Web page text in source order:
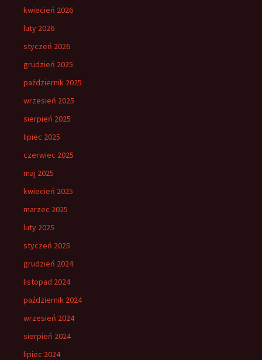
kwiecień 2026
luty 2026
styczeń 2026
grudzień 2025
październik 2025
wrzesień 2025
sierpień 2025
lipiec 2025
czerwiec 2025
maj 2025
kwiecień 2025
marzec 2025
luty 2025
styczeń 2025
grudzień 2024
listopad 2024
październik 2024
wrzesień 2024
sierpień 2024
lipiec 2024